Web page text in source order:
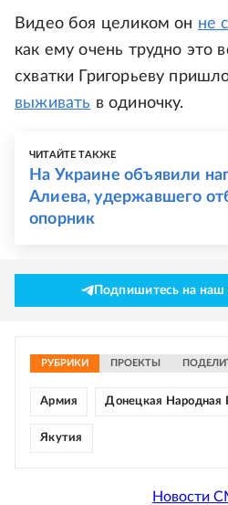
Видео боя целиком он не
как ему очень трудно это
схватки Григорьеву
выживать в одиночку.
ЧИТАЙТЕ ТАКЖЕ
На Украине объявили
Алиева, удержавшего
опорник
Подпишитесь на наш
РУБРИКИ ПРОЕКТЫ
Армия Донецкая Народная
Якутия
Новости